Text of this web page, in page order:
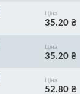
Ціна
35.20 ₴
Ціна
35.20 ₴
Ціна
52.80 ₴